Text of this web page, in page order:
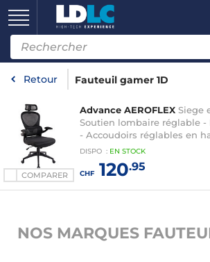
Retour Fauteuil gamer 1D
COMPARER
Advance AEROFLEX Siege
Soutien lombaire réglable -
- Accoudoirs réglables en
maximal 100 kg
DISPO : EN STOCK
CHF120.95
NOS MARQUES